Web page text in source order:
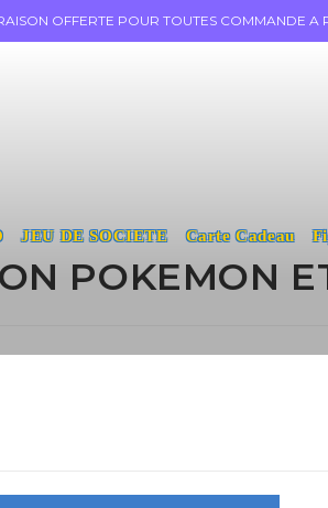
OFFERTE POUR TOUTES COMMANDE
JEU DE SOCIETE Carte Cadeau
POKEMON